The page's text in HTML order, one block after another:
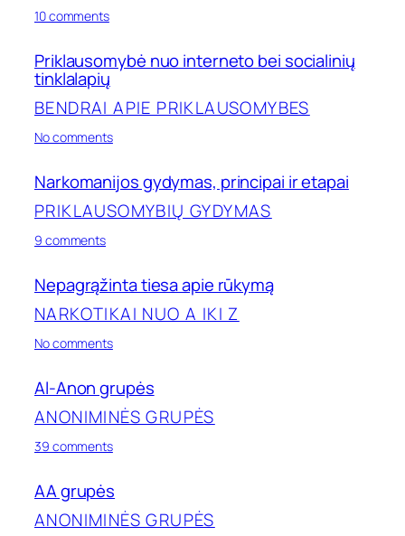
10 commentson
internetinių
žaidimų
Priklausomybė nuo interneto bei socialinių
tinklalapių
BENDRAI APIE PRIKLAUSOMYBES
No commentson
interneto
bei
socialinių
Narkomanijos gydymas, principai ir etapai
PRIKLAUSOMYBIŲ GYDYMAS
9 commentson
principai
ir
etapai
Nepagrąžinta tiesa apie rūkymą
NARKOTIKAI NUO A IKI Z
No commentson
apie
rūkymą
Al-Anon grupės
ANONIMINĖS GRUPĖS
39 commentson
grupės
AA grupės
ANONIMINĖS GRUPĖS